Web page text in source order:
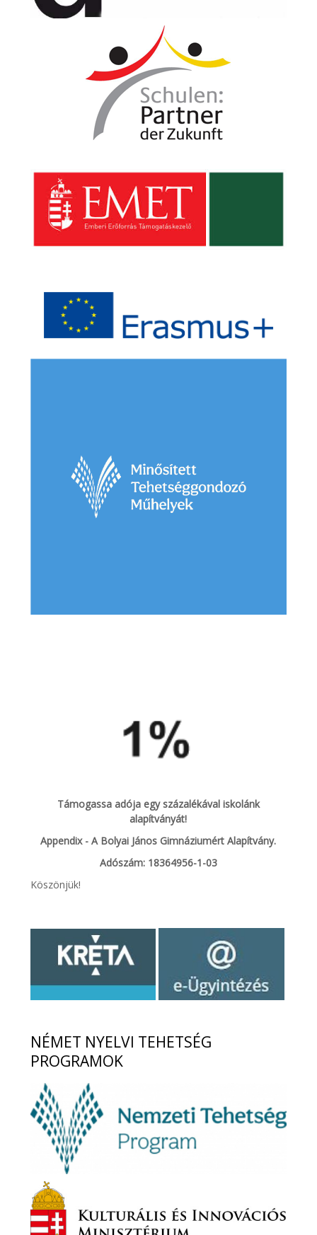
Támogassa adója egy százalékával iskolánk
alapítványát!
Appendix - A Bolyai János Gimnáziumért Alapítvány.
Adószám: 18364956-1-03
Köszönjük!
NÉMET NYELVI TEHETSÉG
PROGRAMOK